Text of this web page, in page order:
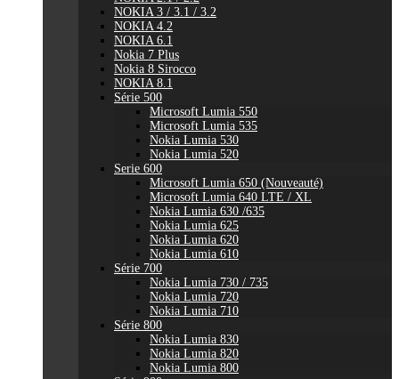
NOKIA 3 / 3.1 / 3.2
NOKIA 4.2
NOKIA 6.1
Nokia 7 Plus
Nokia 8 Sirocco
NOKIA 8.1
Série 500
Microsoft Lumia 550
Microsoft Lumia 535
Nokia Lumia 530
Nokia Lumia 520
Serie 600
Microsoft Lumia 650 (Nouveauté)
Microsoft Lumia 640 LTE / XL
Nokia Lumia 630 /635
Nokia Lumia 625
Nokia Lumia 620
Nokia Lumia 610
Série 700
Nokia Lumia 730 / 735
Nokia Lumia 720
Nokia Lumia 710
Série 800
Nokia Lumia 830
Nokia Lumia 820
Nokia Lumia 800